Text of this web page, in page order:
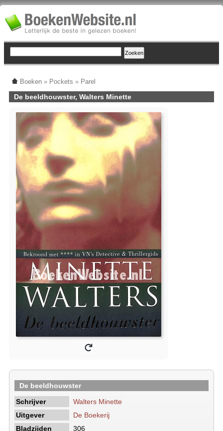
Boeken » Pockets » Parel
De beeldhouwster, Walters Minette
De beeldhouwster
Schrijver
Walters Minette
Uitgever
De Boekerij
Bladzijden
306